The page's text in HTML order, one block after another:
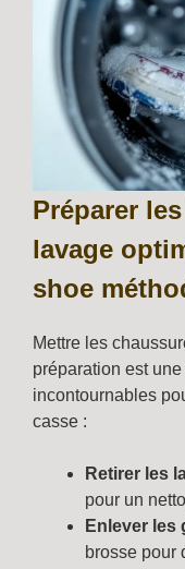
Préparer
lavage
shoe
Mettre les
préparation est
incontournables
casse :
Retirer les
pour un
Enlever les
brosse pour